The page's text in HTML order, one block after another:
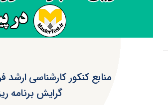
منابع کنکور کارشناسی ارشد
گرایش برنامه